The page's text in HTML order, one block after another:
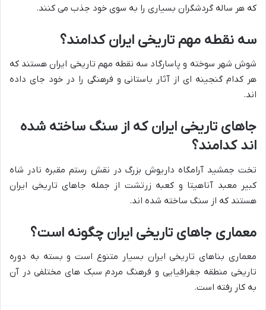
که هر ساله گردشگران بسیاری را به سوی خود جذب می کنند.
سه نقطه مهم تاریخی ایران کدامند؟
شوش شهر سوخته و پاسارگاد سه نقطه مهم تاریخی ایران هستند که
هر کدام گنجینه ای از آثار باستانی و فرهنگی را در خود جای داده
اند.
جاهای تاریخی ایران که از سنگ ساخته شده
اند کدامند؟
تخت جمشید آرامگاه داریوش بزرگ در نقش رستم مقبره نادر شاه
کبیر معبد آناهیتا و کعبه زرتشت از جمله جاهای تاریخی ایران
هستند که از سنگ ساخته شده اند.
معماری جاهای تاریخی ایران چگونه است؟
معماری بناهای تاریخی ایران بسیار متنوع است و بسته به دوره
تاریخی منطقه جغرافیایی و فرهنگ مردم سبک های مختلفی در آن
به کار رفته است.